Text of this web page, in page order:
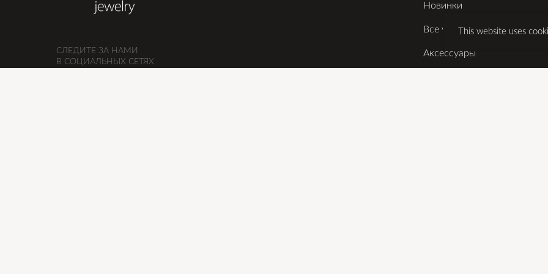
This website uses
СЛЕДИТЕ ЗА НАМИ
В СОЦИАЛЬНЫХ СЕТЯХ
Новинки
Все украшения
Аксессуары